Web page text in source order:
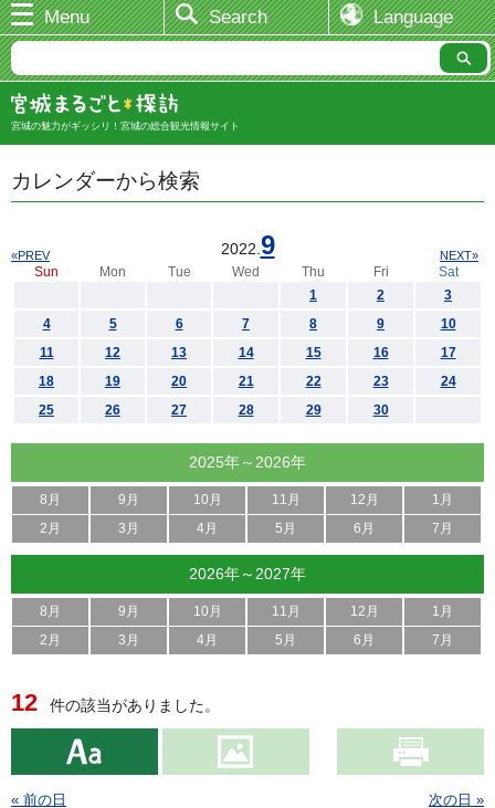
Menu Search Language
宮城の魅力がギッシリ！宮城の総合観光情報サイト
カレンダーから検索
2022. 9
«PREV NEXT»
Sun Mon Tue Wed Thu Fri
Sat
1
2
3
4
5 6 7 8 9
10
11
12 13 14 15 16
17
18
19 20 21 22 23
24
25
26 27 28 29 30
2025年～2026年
8月 9月 10月 11月 12月
1月
2月
3月 4月 5月 6月 7月
2026年～2027年
8月 9月 10月 11月 12月
1月
2月
3月 4月 5月 6月 7月
12 件の該当がありました。
« 前の日 次の日 »